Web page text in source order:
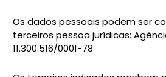
Os dados pessoais podem ser
terceiros pessoa jurídicas:
11.300.516/0001-78